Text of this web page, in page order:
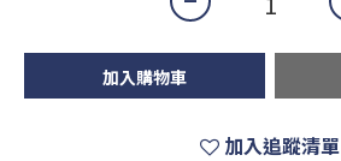
加入購物車
加入追蹤清單